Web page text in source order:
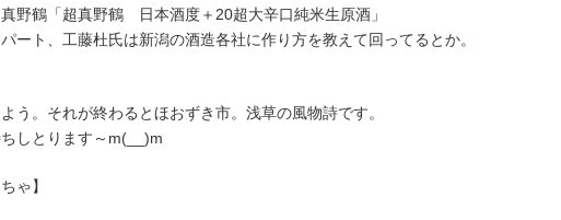
真野鶴「超真野鶴 日本酒度＋20超大辛口純米生原酒」
ート、工藤杜氏は新潟の酒造各社に作り方を教えて回ってるとか。
う。それが終わるとほおずき市。浅草の風物詩です。
しとります～m(__)m
ゃ】